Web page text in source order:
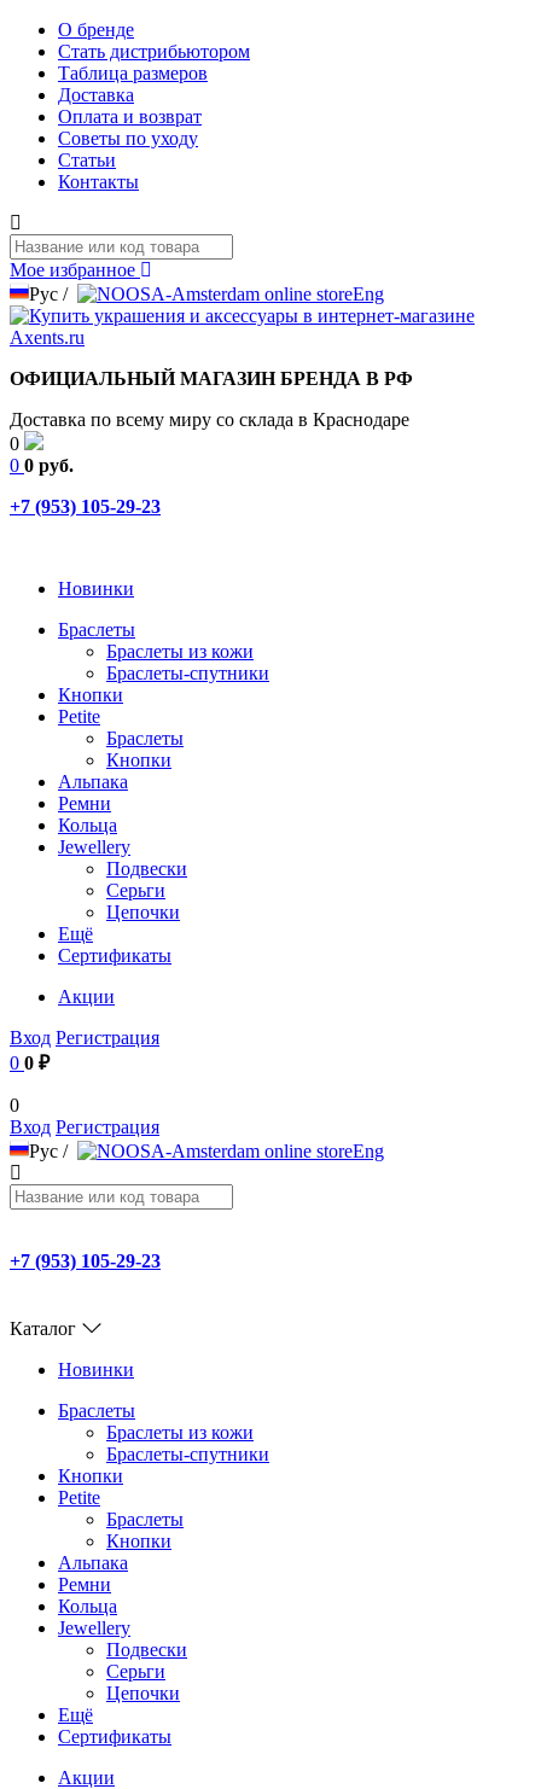
О бренде
Стать дистрибьютором
Таблица размеров
Доставка
Оплата и возврат
Советы по уходу
Статьи
Контакты
Мое избранное
Рус / Eng
ОФИЦИАЛЬНЫЙ МАГАЗИН БРЕНДА В РФ
Доставка по всему миру со склада в Краснодаре
0
0 0 руб.
+7 (953) 105-29-23
Новинки
Браслеты
Браслеты из кожи
Браслеты-спутники
Кнопки
Petite
Браслеты
Кнопки
Альпака
Ремни
Кольца
Jewellery
Подвески
Серьги
Цепочки
Ещё
Сертификаты
Акции
Вход Регистрация
0 0 ₽
0
Вход Регистрация
Рус / Eng
+7 (953) 105-29-23
Каталог
Новинки
Браслеты
Браслеты из кожи
Браслеты-спутники
Кнопки
Petite
Браслеты
Кнопки
Альпака
Ремни
Кольца
Jewellery
Подвески
Серьги
Цепочки
Ещё
Сертификаты
Акции